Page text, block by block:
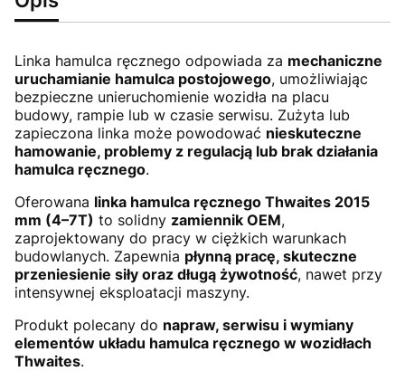
Linka hamulca ręcznego odpowiada za mechaniczne
uruchamianie hamulca postojowego, umożliwiając
bezpieczne unieruchomienie wozidła na placu
budowy, rampie lub w czasie serwisu. Zużyta lub
zapieczona linka może powodować nieskuteczne
hamowanie, problemy z regulacją lub brak działania
hamulca ręcznego.
Oferowana linka hamulca ręcznego Thwaites 2015
mm (4–7T) to solidny zamiennik OEM,
zaprojektowany do pracy w ciężkich warunkach
budowlanych. Zapewnia płynną pracę, skuteczne
przeniesienie siły oraz długą żywotność, nawet przy
intensywnej eksploatacji maszyny.
Produkt polecany do napraw, serwisu i wymiany
elementów układu hamulca ręcznego w wozidłach
Thwaites.